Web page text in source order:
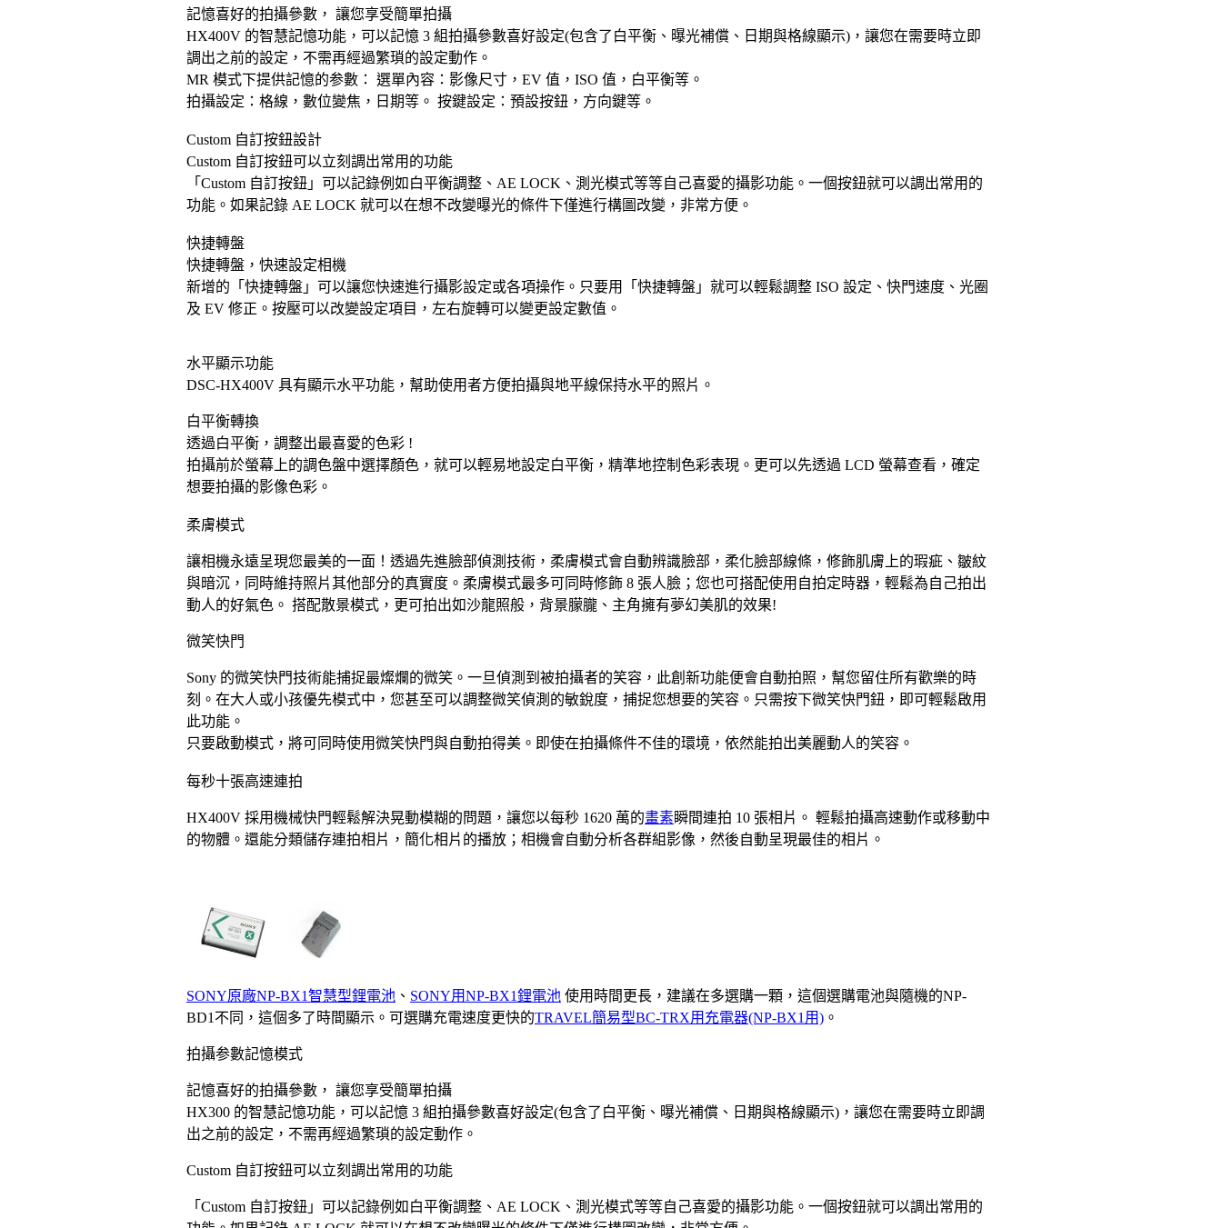
記憶喜好的拍攝參數， 讓您享受簡單拍攝
HX400V 的智慧記憶功能，可以記憶 3 組拍攝參數喜好設定(包含了白平衡、曝光補償、日期與格線顯示)，讓您在需要時立即
調出之前的設定，不需再經過繁瑣的設定動作。
MR 模式下提供記憶的参數： 選單內容：影像尺寸，EV 值，ISO 值，白平衡等。
拍攝設定：格線，數位變焦，日期等。 按鍵設定：預設按鈕，方向鍵等。
Custom 自訂按鈕設計
Custom 自訂按鈕可以立刻調出常用的功能
「Custom 自訂按鈕」可以記錄例如白平衡調整、AE LOCK、測光模式等等自己喜愛的攝影功能。一個按鈕就可以調出常用的
功能。如果記錄 AE LOCK 就可以在想不改變曝光的條件下僅進行構圖改變，非常方便。
快捷轉盤
快捷轉盤，快速設定相機
新增的「快捷轉盤」可以讓您快速進行攝影設定或各項操作。只要用「快捷轉盤」就可以輕鬆調整 ISO 設定、快門速度、光圈
及 EV 修正。按壓可以改變設定項目，左右旋轉可以變更設定數值。
水平顯示功能
DSC-HX400V 具有顯示水平功能，幫助使用者方便拍攝與地平線保持水平的照片。
白平衡轉換
透過白平衡，調整出最喜愛的色彩 !
拍攝前於螢幕上的調色盤中選擇顏色，就可以輕易地設定白平衡，精準地控制色彩表現。更可以先透過 LCD 螢幕查看，確定
想要拍攝的影像色彩。
柔膚模式
讓相機永遠呈現您最美的一面！透過先進臉部偵測技術，柔膚模式會自動辨識臉部，柔化臉部線條，修飾肌膚上的瑕疵、皺紋
與暗沉，同時維持照片其他部分的真實度。柔膚模式最多可同時修飾 8 張人臉；您也可搭配使用自拍定時器，輕鬆為自己拍出
動人的好氣色。 搭配散景模式，更可拍出如沙龍照般，背景朦朧、主角擁有夢幻美肌的效果!
微笑快門
Sony 的微笑快門技術能捕捉最燦爛的微笑。一旦偵測到被拍攝者的笑容，此創新功能便會自動拍照，幫您留住所有歡樂的時
刻。在大人或小孩優先模式中，您甚至可以調整微笑偵測的敏銳度，捕捉您想要的笑容。只需按下微笑快門鈕，即可輕鬆啟用
此功能。
只要啟動模式，將可同時使用微笑快門與自動拍得美。即使在拍攝條件不佳的環境，依然能拍出美麗動人的笑容。
每秒十張高速連拍
HX400V 採用機械快門輕鬆解決晃動模糊的問題，讓您以每秒 1620 萬的畫素瞬間連拍 10 張相片。 輕鬆拍攝高速動作或移動中
的物體。還能分類儲存連拍相片，簡化相片的播放；相機會自動分析各群組影像，然後自動呈現最佳的相片。
SONY原廠NP-BX1智慧型鋰電池 、 SONY用NP-BX1鋰電池 使用時間更長，建議在多選購一顆，這個選購電池與隨機的NP-
BD1不同，這個多了時間顯示。可選購充電速度更快的TRAVEL簡易型BC-TRX用充電器(NP-BX1用) 。
拍攝参數記憶模式
記憶喜好的拍攝參數， 讓您享受簡單拍攝
HX300 的智慧記憶功能，可以記憶 3 組拍攝參數喜好設定(包含了白平衡、曝光補償、日期與格線顯示)，讓您在需要時立即調
出之前的設定，不需再經過繁瑣的設定動作。
Custom 自訂按鈕可以立刻調出常用的功能
「Custom 自訂按鈕」可以記錄例如白平衡調整、AE LOCK、測光模式等等自己喜愛的攝影功能。一個按鈕就可以調出常用的